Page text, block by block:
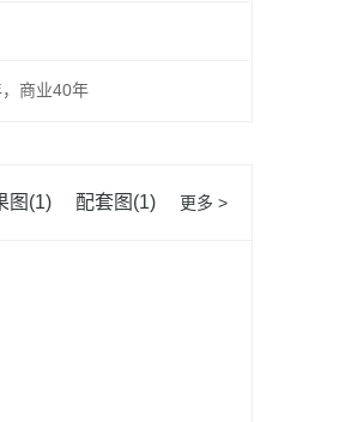
商业40年
更多 >
配套图(1)
图(1)